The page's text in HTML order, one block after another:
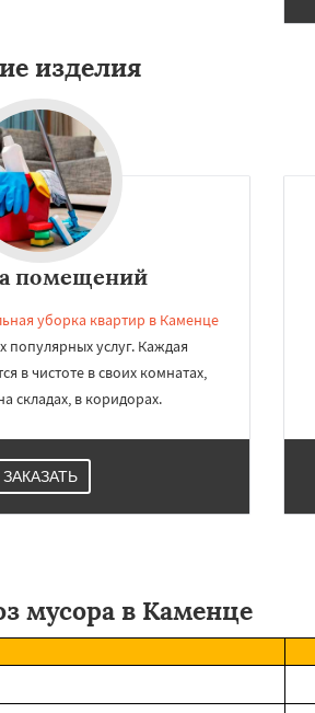
изделия
помещений
уборка квартир в Каменце
услуг. Каждая
в чистоте в своих комнатах,
складах, в коридорах.
ЗАКАЗАТЬ
мусора в Каменце